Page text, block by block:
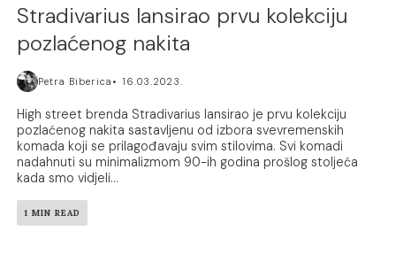
Stradivarius lansirao prvu kolekciju
pozlaćenog nakita
Petra Biberica 16.03.2023.
High street brenda Stradivarius lansirao je prvu kolekciju
pozlaćenog nakita sastavljenu od izbora svevremenskih
komada koji se prilagođavaju svim stilovima. Svi komadi
nadahnuti su minimalizmom 90-ih godina prošlog stoljeća
kada smo vidjeli...
1 MIN READ